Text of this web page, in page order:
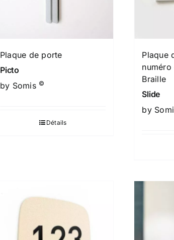
Plaque de porte
Picto
by Somis ©
Détails
Plaque
Braille
Slide
by